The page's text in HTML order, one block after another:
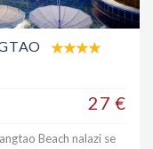
27 €
Beach nalazi se